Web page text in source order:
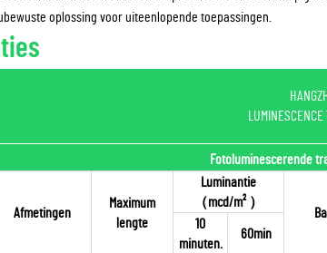
oplossing voor uiteenlopende toepassingen.
LUMINESCENCE
Fotoluminescerende
Afmetingen
Maximum
lengte
Luminantie
（mcd/m² ）
10
minuten.
60min